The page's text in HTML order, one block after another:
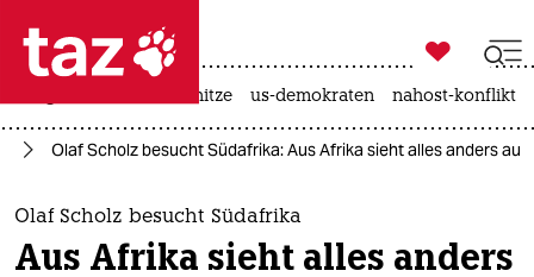
 taz zahl ich
taz zahl ich
themen
politik

taz zahl ich
hitze us-demokraten nahost-konflikt
Olaf Scholz besucht Südafrika: Aus Afrika sieht alles anders aus
Olaf Scholz besucht Südafrika
Aus Afrika sieht alles anders